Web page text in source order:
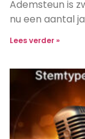
Ademsteun is
nu een aantal
Lees verder »